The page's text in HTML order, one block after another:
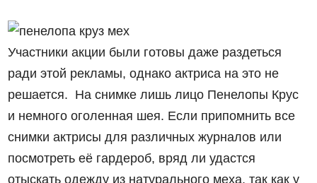
Участники акции были готовы даже раздеться
ради этой рекламы, однако актриса на это не
решается. На снимке лишь лицо Пенелопы Крус
и немного оголенная шея. Если припомнить все
снимки актрисы для различных журналов или
посмотреть её гардероб, вряд ли удастся
отыскать одежду из натурального меха, так как у